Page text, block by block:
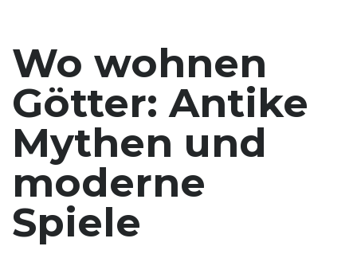
Wo wohnen
Götter: Antike
Mythen und
moderne
Spiele